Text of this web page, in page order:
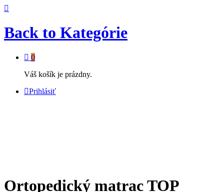
Back to Kategórie
0
Váš košík je prázdny.
Prihlásiť
Ortopedický matrac TOP